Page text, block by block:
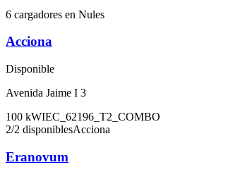
6 cargadores en Nules
Acciona
Disponible
Avenida Jaime I 3
100 kWIEC_62196_T2_COMBO
2/2 disponiblesAcciona
Eranovum